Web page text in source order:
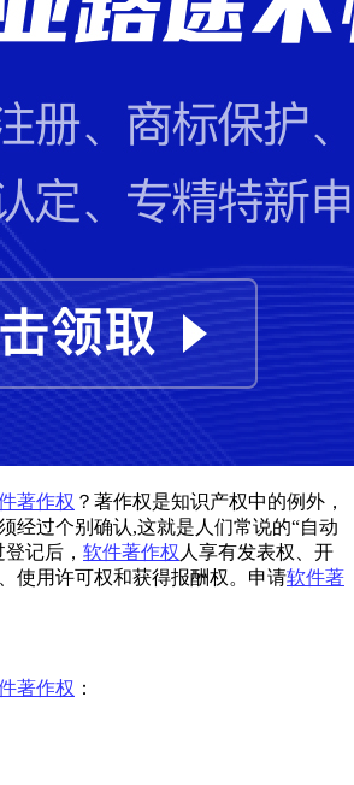
著作权 ？著作权是知识产权中的例外，
经过个别确认,这就是人们常说的“自动
记后， 软件著作权 人享有发表权、开
使用许可权和获得报酬权。申请软件著
著作权 ：